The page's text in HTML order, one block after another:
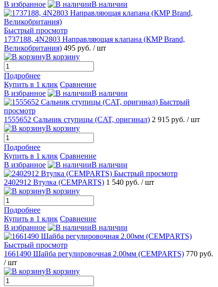
В избранное В наличии
Быстрый просмотр
1737188, 4N2803 Направляющая клапана (КMP Brand,
Великобритания) 495 руб. / шт
В корзину
Подробнее
Купить в 1 клик Сравнение
В избранное
В наличии
Быстрый
просмотр
1555652 Сальник ступицы (CAT, оригинал) 2 915 руб. / шт
В корзину
Подробнее
Купить в 1 клик Сравнение
В избранное
В наличии
Быстрый просмотр
2402912 Втулка (CEMPARTS) 1 540 руб. / шт
В корзину
Подробнее
Купить в 1 клик Сравнение
В избранное
В наличии
Быстрый просмотр
1661490 Шайба регулировочная 2.00мм (CEMPARTS) 770 руб.
/ шт
В корзину